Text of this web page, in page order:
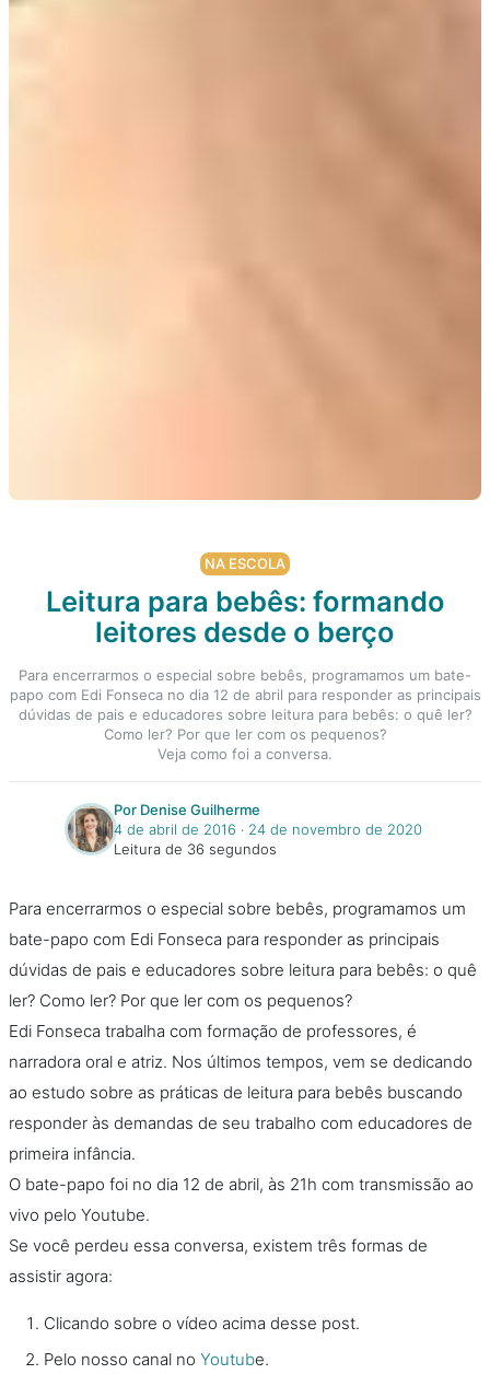
NA ESCOLA
Leitura para bebês: formando
leitores desde o berço
Para encerrarmos o especial sobre bebês, programamos um bate-
papo com Edi Fonseca no dia 12 de abril para responder as principais
dúvidas de pais e educadores sobre leitura para bebês: o quê ler?
Como ler? Por que ler com os pequenos?
Veja como foi a conversa.
Por Denise Guilherme
4 de abril de 2016 ‧ 24 de novembro de 2020
Leitura de 36 segundos
Para encerrarmos o especial sobre bebês, programamos um
bate-papo com Edi Fonseca para responder as principais
dúvidas de pais e educadores sobre leitura para bebês: o quê
ler? Como ler? Por que ler com os pequenos?
Edi Fonseca trabalha com formação de professores, é
narradora oral e atriz. Nos últimos tempos, vem se dedicando
ao estudo sobre as práticas de leitura para bebês buscando
responder às demandas de seu trabalho com educadores de
primeira infância.
O bate-papo foi no dia 12 de abril, às 21h com transmissão ao
vivo pelo Youtube.
Se você perdeu essa conversa, existem três formas de
assistir agora:
Clicando sobre o vídeo acima desse post.
Pelo nosso canal no Youtube.